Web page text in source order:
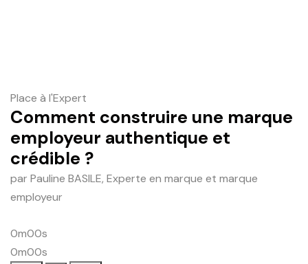
Place à l'Expert
Comment construire une marque
employeur authentique et
crédible ?
par Pauline BASILE, Experte en marque et marque
employeur
0m00s
0m00s